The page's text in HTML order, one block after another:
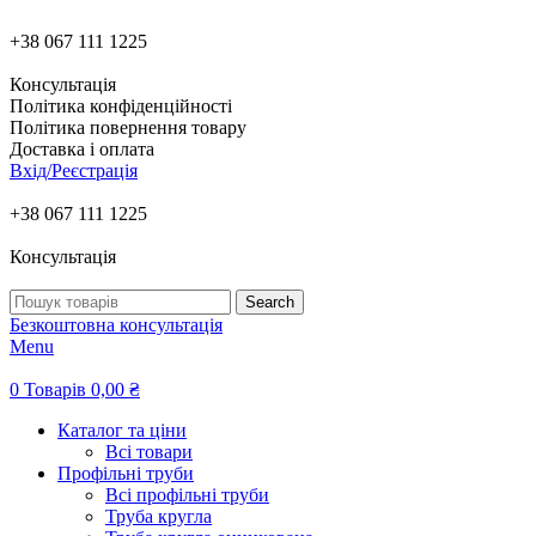
+38 067 111 1225
Консультація
Політика конфіденційності
Політика повернення товару
Доставка і оплата
Вхід/Реєстрація
+38 067 111 1225
Консультація
Search
Безкоштовна консультація
Menu
0 Товарів 0,00 ₴
Каталог та ціни
Всі товари
Профільні труби
Всі профільні труби
Труба кругла